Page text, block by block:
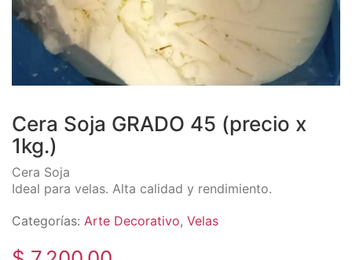
Cera Soja GRADO 45 (precio x
1kg.)
Cera Soja
Ideal para velas. Alta calidad y rendimiento.
Categorías: Arte Decorativo, Velas